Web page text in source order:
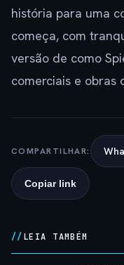
história para uma
começa, com
versão de como
comerciais e obras
COMPARTILHAR:
Copiar link
LEIA TAMBÉM